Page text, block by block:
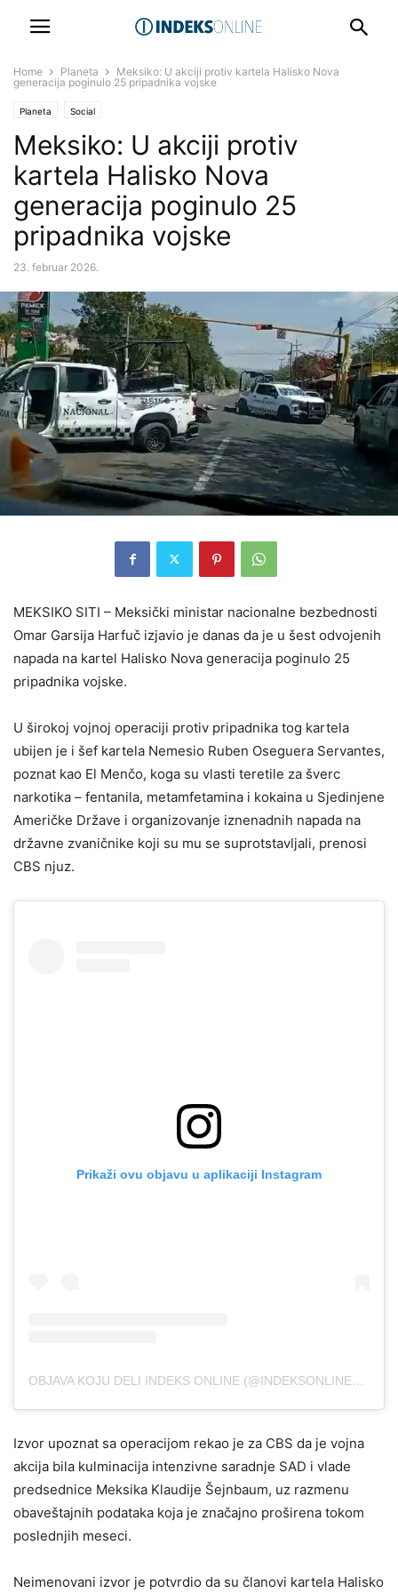
Home Planeta
Meksiko: U akciji protiv kartela Halisko Nova
generacija poginulo 25 pripadnika vojske
Planeta Social
Meksiko: U akciji protiv
kartela Halisko Nova
generacija poginulo 25
pripadnika vojske
23. februar 2026.
MEKSIKO SITI – Meksički ministar nacionalne bezbednosti
Omar Garsija Harfuč izjavio je danas da je u šest odvojenih
napada na kartel Halisko Nova generacija poginulo 25
pripadnika vojske.
U širokoj vojnoj operaciji protiv pripadnika tog kartela
ubijen je i šef kartela Nemesio Ruben Oseguera Servantes,
poznat kao El Menčo, koga su vlasti teretile za šverc
narkotika – fentanila, metamfetamina i kokaina u Sjedinjene
Američke Države i organizovanje iznenadnih napada na
državne zvaničnike koji su mu se suprotstavljali, prenosi
CBS njuz.
Prikaži ovu objavu u aplikaciji Instagram
OBJAVA KOJU DELI INDEKS ONLINE (@INDEKSONLINE_RS)
Izvor upoznat sa operacijom rekao je za CBS da je vojna
akcija bila kulminacija intenzivne saradnje SAD i vlade
predsednice Meksika Klaudije Šejnbaum, uz razmenu
obaveštajnih podataka koja je značajno proširena tokom
poslednjih meseci.
Neimenovani izvor je potvrdio da su članovi kartela Halisko